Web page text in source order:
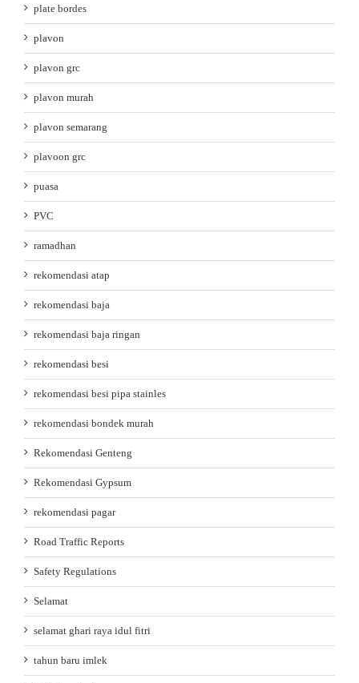
plate bordes
plavon
plavon grc
plavon murah
plavon semarang
plavoon grc
puasa
PVC
ramadhan
rekomendasi atap
rekomendasi baja
rekomendasi baja ringan
rekomendasi besi
rekomendasi besi pipa stainles
rekomendasi bondek murah
Rekomendasi Genteng
Rekomendasi Gypsum
rekomendasi pagar
Road Traffic Reports
Safety Regulations
Selamat
selamat ghari raya idul fitri
tahun baru imlek